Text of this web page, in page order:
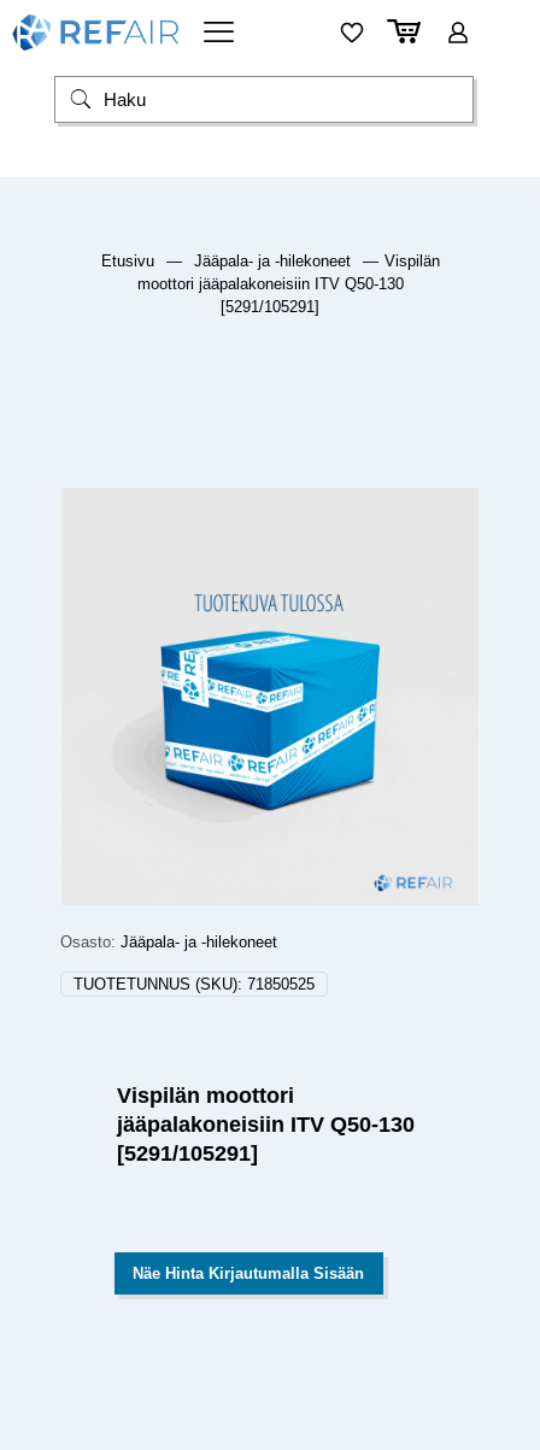
Etusivu — Jääpala- ja -hilekoneet — Vispilän
moottori jääpalakoneisiin ITV Q50-130
[5291/105291]
Osasto: Jääpala- ja -hilekoneet
TUOTETUNNUS (SKU): 71850525
Vispilän moottori
jääpalakoneisiin ITV Q50-130
[5291/105291]
Näe Hinta Kirjautumalla Sisään